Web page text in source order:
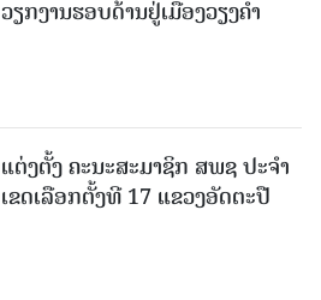
ວຽກງານຮອບດ້ານຢູ່ເມືອງວຽງຄໍາ
ແຕ່ງຕັ້ງ ຄະນະສະມາຊິກ ສພຊ ປະຈຳ
ເຂດເລືອກຕັ້ງທີ 17 ແຂວງອັດຕະປື